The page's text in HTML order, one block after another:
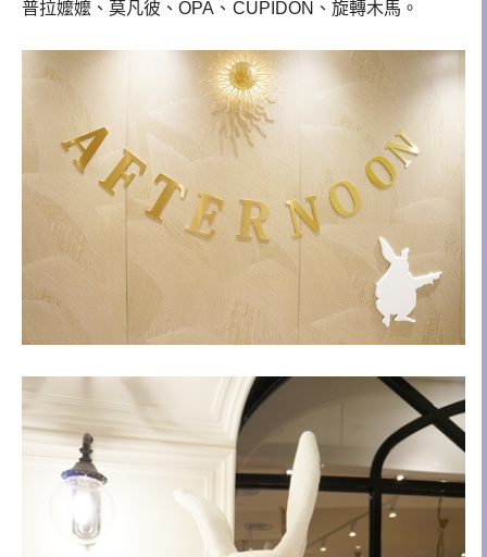
普拉嬤嬤、莫凡彼、OPA 、 CUPIDON、旋轉木馬。